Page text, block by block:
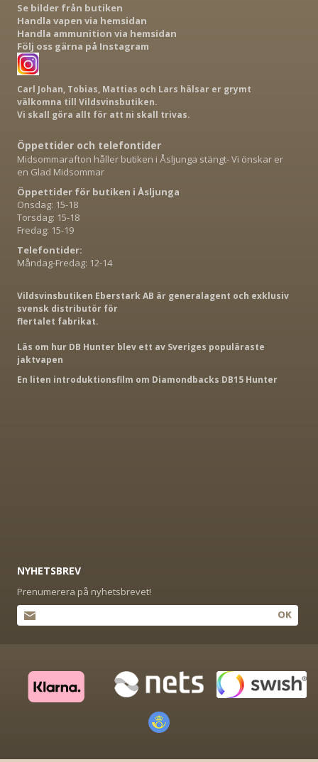
Se bilder från butiken
Handla vapen via hemsidan
Handla ammunition via hemsidan
Följ oss gärna på Instagram
Carl Johan, Tobias, Mattias och Lars hälsar er grymt
välkomna till Vildsvinsbutiken.
Vi skall göra allt för att ni skall trivas.
Öppettider och telefontider
Midsommarafton håller butiken i Åsljunga stängt- Vi önskar er
en Glad Midsommar
Öppettider för butiken i Åsljunga
Onsdag: 15-18
Torsdag: 15-18
Fredag: 15-19
Telefontider:
Måndag-Fredag: 12-14
Vildsvinsbutiken Eberstark AB är generalagent och exklusiv
svensk distributör för
flertalet fabrikat.
Läs om hur DB Hunter blev ett av Sveriges populäraste
jaktvapen
En liten introduktionsfilm om Diamondbacks DB15 Hunter
NYHETSBREV
Prenumerera på nyhetsbrevet!
OK